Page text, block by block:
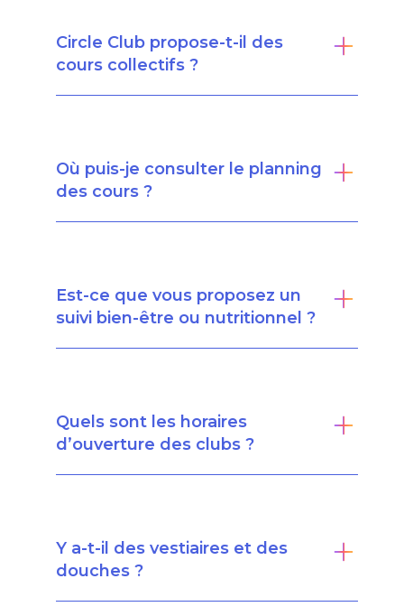
Circle Club propose-t-il des
cours collectifs ?
Où puis-je consulter le planning
des cours ?
Est-ce que vous proposez un
suivi bien-être ou nutritionnel ?
Quels sont les horaires
d’ouverture des clubs ?
Y a-t-il des vestiaires et des
douches ?